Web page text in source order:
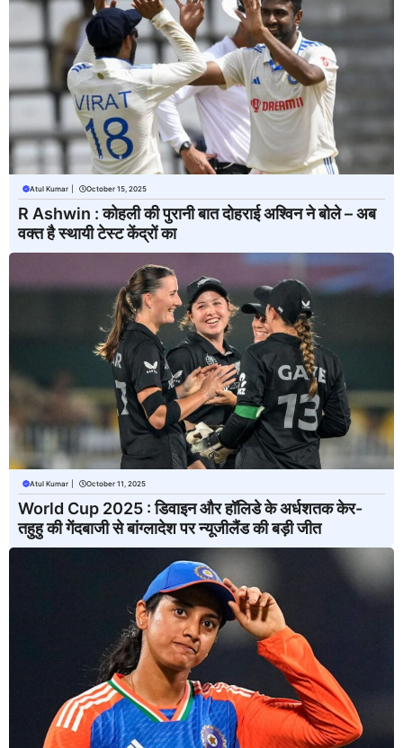
Atul Kumar October 15, 2025
R Ashwin : कोहली की पुरानी बात दोहराई अश्विन ने बोले – अब
वक्त है स्थायी टेस्ट केंद्रों का
Atul Kumar October 11, 2025
World Cup 2025 : डिवाइन और हॉलिडे के अर्धशतक केर-
तहुहु की गेंदबाजी से बांग्लादेश पर न्यूजीलैंड की बड़ी जीत